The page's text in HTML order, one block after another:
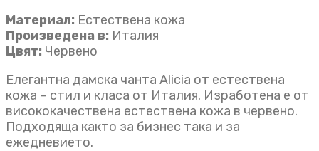
Материал: Естествена кожа
Произведена в: Италия
Цвят: Червено
Елегантна дамска чанта Alicia от естествена
кожа – стил и класа от Италия. Изработена е от
висококачествена естествена кожа в червено.
Подходяща както за бизнес така и за
ежедневието.